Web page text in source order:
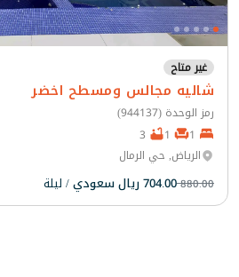
غير متاح
شاليه مجالس ومسطح اخضر
رمز الوحدة (944137)
الرياض, حي الرمال
880.00704.00 ريال سعودي / ليلة